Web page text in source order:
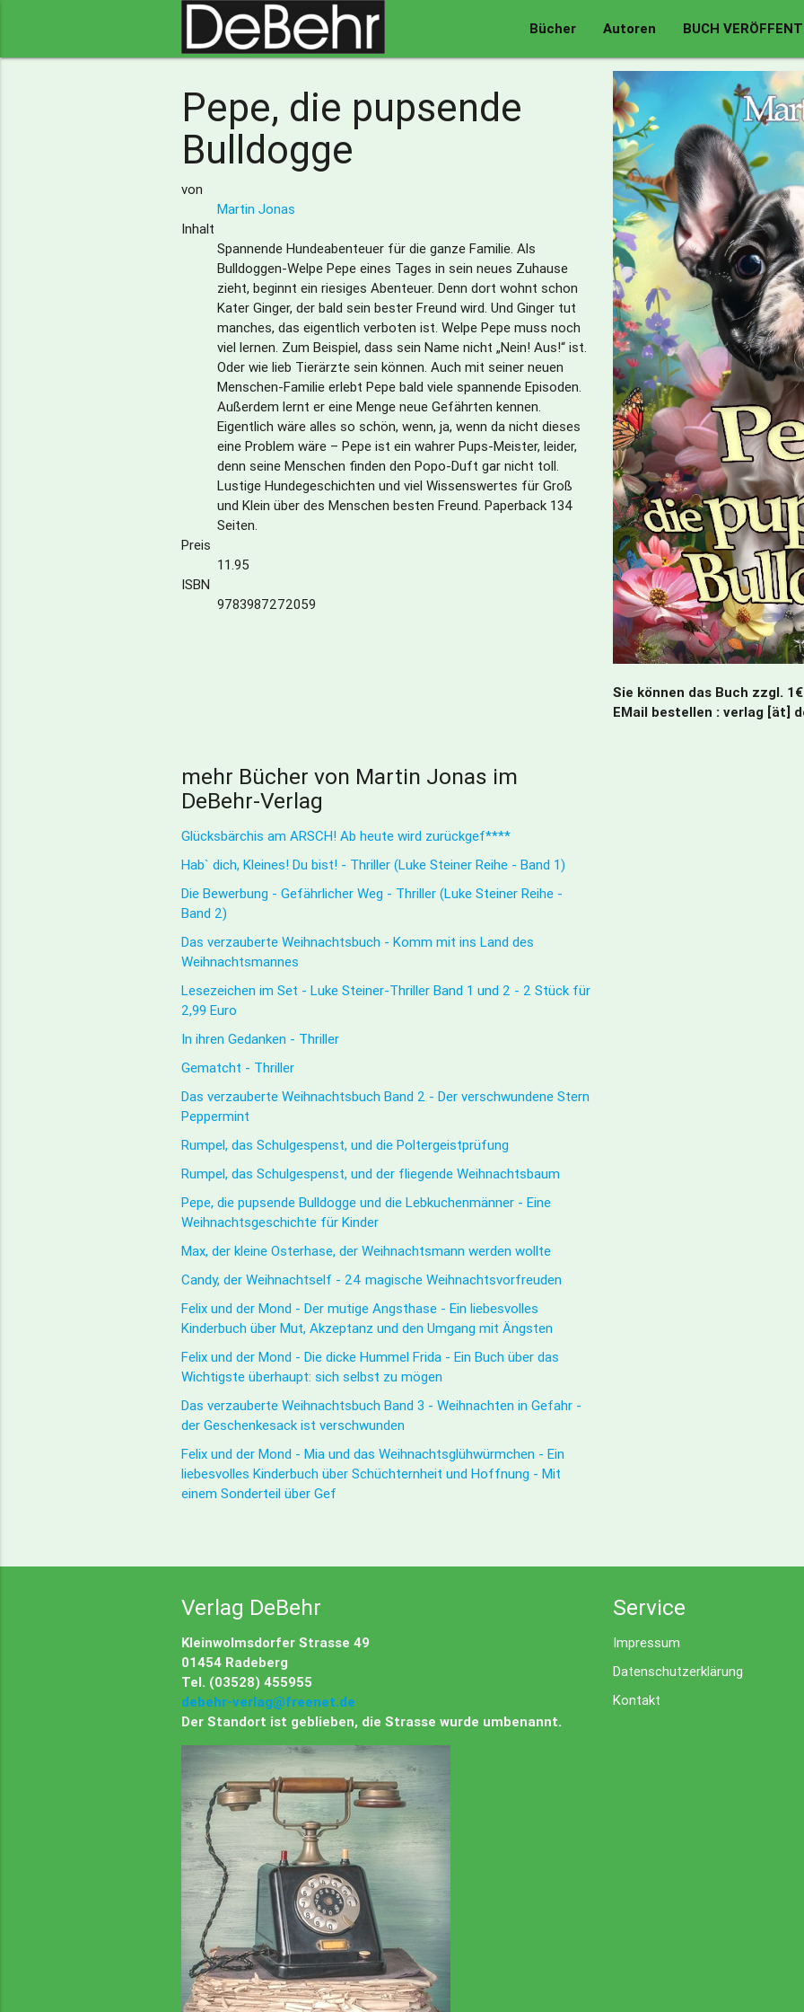
Bücher Autoren BUCH
Pepe, die pupsende
Bulldogge
von
Martin Jonas
Inhalt
Spannende Hundeabenteuer für die ganze Familie. Als
Bulldoggen-Welpe Pepe eines Tages in sein neues Zuhause
zieht, beginnt ein riesiges Abenteuer. Denn dort wohnt schon
Kater Ginger, der bald sein bester Freund wird. Und Ginger tut
manches, das eigentlich verboten ist. Welpe Pepe muss noch
viel lernen. Zum Beispiel, dass sein Name nicht „Nein! Aus!“ ist.
Oder wie lieb Tierärzte sein können. Auch mit seiner neuen
Menschen-Familie erlebt Pepe bald viele spannende Episoden.
Außerdem lernt er eine Menge neue Gefährten kennen.
Eigentlich wäre alles so schön, wenn, ja, wenn da nicht dieses
eine Problem wäre – Pepe ist ein wahrer Pups-Meister, leider,
denn seine Menschen finden den Popo-Duft gar nicht toll.
Lustige Hundegeschichten und viel Wissenswertes für Groß
und Klein über des Menschen besten Freund. Paperback 134
Seiten.
Preis
11.95
ISBN
9783987272059
Sie können das Buch zzgl.
EMail bestellen : verlag [ät]
mehr Bücher von Martin Jonas im
DeBehr-Verlag
Glücksbärchis am ARSCH! Ab heute wird zurückgef****
Hab` dich, Kleines! Du bist! - Thriller (Luke Steiner Reihe - Band 1)
Die Bewerbung - Gefährlicher Weg - Thriller (Luke Steiner Reihe -
Band 2)
Das verzauberte Weihnachtsbuch - Komm mit ins Land des
Weihnachtsmannes
Lesezeichen im Set - Luke Steiner-Thriller Band 1 und 2 - 2 Stück für
2,99 Euro
In ihren Gedanken - Thriller
Gematcht - Thriller
Das verzauberte Weihnachtsbuch Band 2 - Der verschwundene Stern
Peppermint
Rumpel, das Schulgespenst, und die Poltergeistprüfung
Rumpel, das Schulgespenst, und der fliegende Weihnachtsbaum
Pepe, die pupsende Bulldogge und die Lebkuchenmänner - Eine
Weihnachtsgeschichte für Kinder
Max, der kleine Osterhase, der Weihnachtsmann werden wollte
Candy, der Weihnachtself - 24 magische Weihnachtsvorfreuden
Felix und der Mond - Der mutige Angsthase - Ein liebesvolles
Kinderbuch über Mut, Akzeptanz und den Umgang mit Ängsten
Felix und der Mond - Die dicke Hummel Frida - Ein Buch über das
Wichtigste überhaupt: sich selbst zu mögen
Das verzauberte Weihnachtsbuch Band 3 - Weihnachten in Gefahr -
der Geschenkesack ist verschwunden
Felix und der Mond - Mia und das Weihnachtsglühwürmchen - Ein
liebesvolles Kinderbuch über Schüchternheit und Hoffnung - Mit
einem Sonderteil über Gef
Verlag DeBehr
Kleinwolmsdorfer Strasse 49
01454 Radeberg
Tel. (03528) 455955
debehr-verlag@freenet.de
Der Standort ist geblieben, die Strasse wurde umbenannt.
Service
Impressum
Datenschutzerklärung
Kontakt